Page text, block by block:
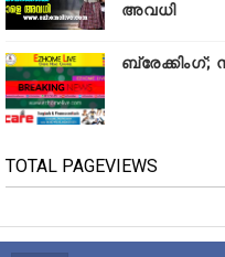
അവധി
ബ്രേക്കിംഗ്;
TOTAL PAGEVIEWS